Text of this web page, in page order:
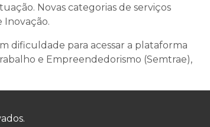
Novas categorias de serviços
Inovação.
dificuldade para acessar a plataforma
e Empreendedorismo (Semtrae),